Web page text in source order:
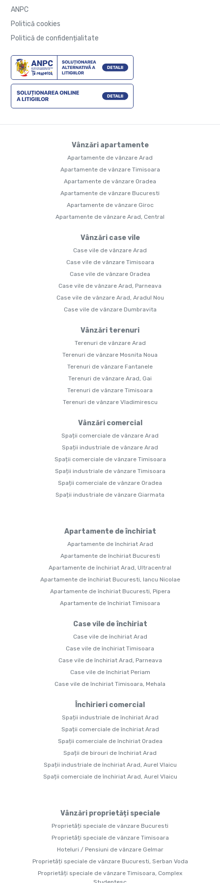
ANPC
Politică cookies
Politică de confidențialitate
Vânzări apartamente
Apartamente de vânzare Arad
Apartamente de vânzare Timisoara
Apartamente de vânzare Oradea
Apartamente de vânzare Bucuresti
Apartamente de vânzare Giroc
Apartamente de vânzare Arad, Central
Vânzări case vile
Case vile de vânzare Arad
Case vile de vânzare Timisoara
Case vile de vânzare Oradea
Case vile de vânzare Arad, Parneava
Case vile de vânzare Arad, Aradul Nou
Case vile de vânzare Dumbravita
Vânzări terenuri
Terenuri de vânzare Arad
Terenuri de vânzare Mosnita Noua
Terenuri de vânzare Fantanele
Terenuri de vânzare Arad, Gai
Terenuri de vânzare Timisoara
Terenuri de vânzare Vladimirescu
Vânzări comercial
Spații comerciale de vânzare Arad
Spații industriale de vânzare Arad
Spații comerciale de vânzare Timisoara
Spații industriale de vânzare Timisoara
Spații comerciale de vânzare Oradea
Spații industriale de vânzare Giarmata
Apartamente de închiriat
Apartamente de închiriat Arad
Apartamente de închiriat Bucuresti
Apartamente de închiriat Arad, Ultracentral
Apartamente de închiriat Bucuresti, Iancu Nicolae
Apartamente de închiriat Bucuresti, Pipera
Apartamente de închiriat Timisoara
Case vile de închiriat
Case vile de închiriat Arad
Case vile de închiriat Timisoara
Case vile de închiriat Arad, Parneava
Case vile de închiriat Periam
Case vile de închiriat Timisoara, Mehala
Închirieri comercial
Spații industriale de închiriat Arad
Spații comerciale de închiriat Arad
Spații comerciale de închiriat Oradea
Spații de birouri de închiriat Arad
Spații industriale de închiriat Arad, Aurel Vlaicu
Spații comerciale de închiriat Arad, Aurel Vlaicu
Vânzări proprietăți speciale
Proprietăți speciale de vânzare Bucuresti
Proprietăți speciale de vânzare Timisoara
Hoteluri / Pensiuni de vânzare Gelmar
Proprietăți speciale de vânzare Bucuresti, Serban Voda
Proprietăți speciale de vânzare Timisoara, Complex